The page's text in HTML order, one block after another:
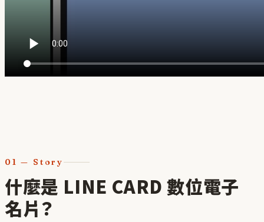
01 — Story
什麼是 LINE CARD 數位電子
名片？